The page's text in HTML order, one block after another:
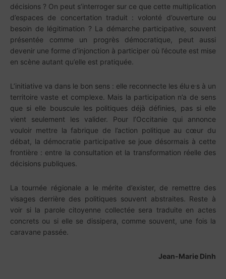
décisions ? On peut s’interroger sur ce que cette multiplication
d’espaces de concertation traduit : volonté d’ouverture ou
besoin de légitimation ? La démarche participative, souvent
présentée comme un progrès démocratique, peut aussi
devenir une forme d’injonction à participer où l’écoute est mise
en scène autant qu’elle est pratiquée.
L’initiative va dans le bon sens : elle reconnecte les élu.e.s à un
territoire vaste et complexe. Mais la participation n’a de sens
que si elle bouscule les politiques déjà définies, pas si elle
vient seulement les valider. Pour l’Occitanie qui annonce
vouloir mettre la fabrique de l’action politique au cœur du
débat, la démocratie participative se joue désormais à cette
frontière : entre la consultation et la transformation réelle des
décisions publiques.
La tournée régionale a le mérite d’exister, de remettre des
visages derrière des politiques souvent abstraites. Reste à
voir si la parole citoyenne collectée sera traduite en actes
concrets ou si elle se dissipera, comme souvent, une fois la
caravane passée.
Jean-Marie Dinh